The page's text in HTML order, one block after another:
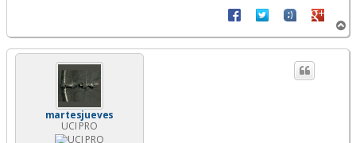
r
r
martesjueves
UCI PRO